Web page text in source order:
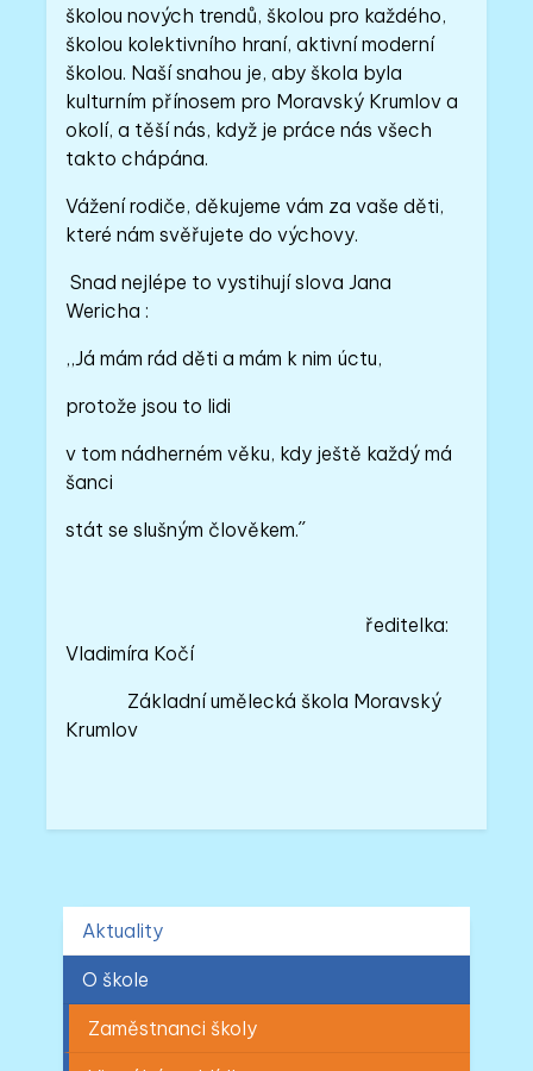
školou nových trendů, školou pro každého,
školou kolektivního hraní, aktivní moderní
školou. Naší snahou je, aby škola byla
kulturním přínosem pro Moravský Krumlov a
okolí, a těší nás, když je práce nás všech
takto chápána.
Vážení rodiče, děkujeme vám za vaše děti,
které nám svěřujete do výchovy.
Snad nejlépe to vystihují slova Jana
Wericha :
,,Já mám rád děti a mám k nim úctu,
protože jsou to lidi
v tom nádherném věku, kdy ještě každý má
šanci
stát se slušným člověkem.´´
ředitelka:
Vladimíra Kočí
Základní umělecká škola Moravský
Krumlov
Aktuality
O škole
Zaměstnanci školy